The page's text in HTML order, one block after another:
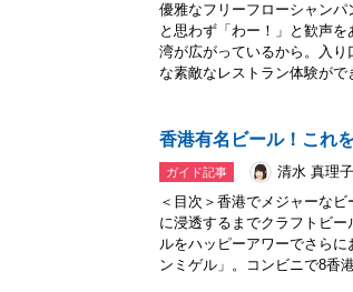
優雅なフリーフローシャン
と思わず「わー！」と歓声
湾が広がっているから。入
な素敵なレストラン体験が
香港有名ビール！これ
ガイド記事
清水 真理子
＜目次＞香港でメジャーな
に浸透するまでクラフトビ
ルをハッピーアワーでさら
ンミゲル」。コンビニで8香